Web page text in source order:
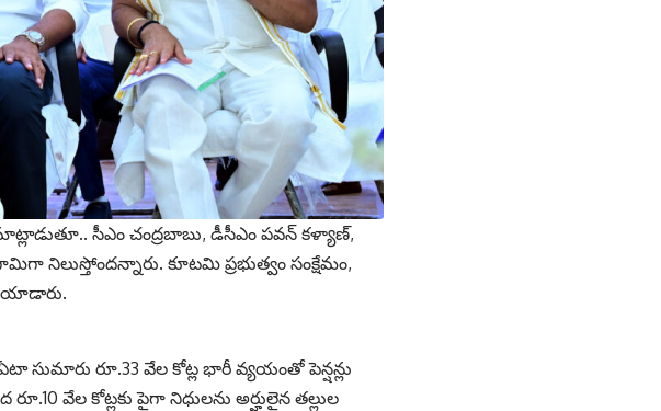
సీఎం చంద్రబాబు, డీసీఎం పవన్ కళ్యాణ్,
నిలుస్తోందన్నారు. కూటమి ప్రభుత్వం సంక్షేమం,
సుమారు రూ.33 వేల కోట్ల భారీ వ్యయంతో పెన్ష‌న్లు
రూ.10 వేల కోట్లకు పైగా నిధులను అర్హులైన తల్లుల